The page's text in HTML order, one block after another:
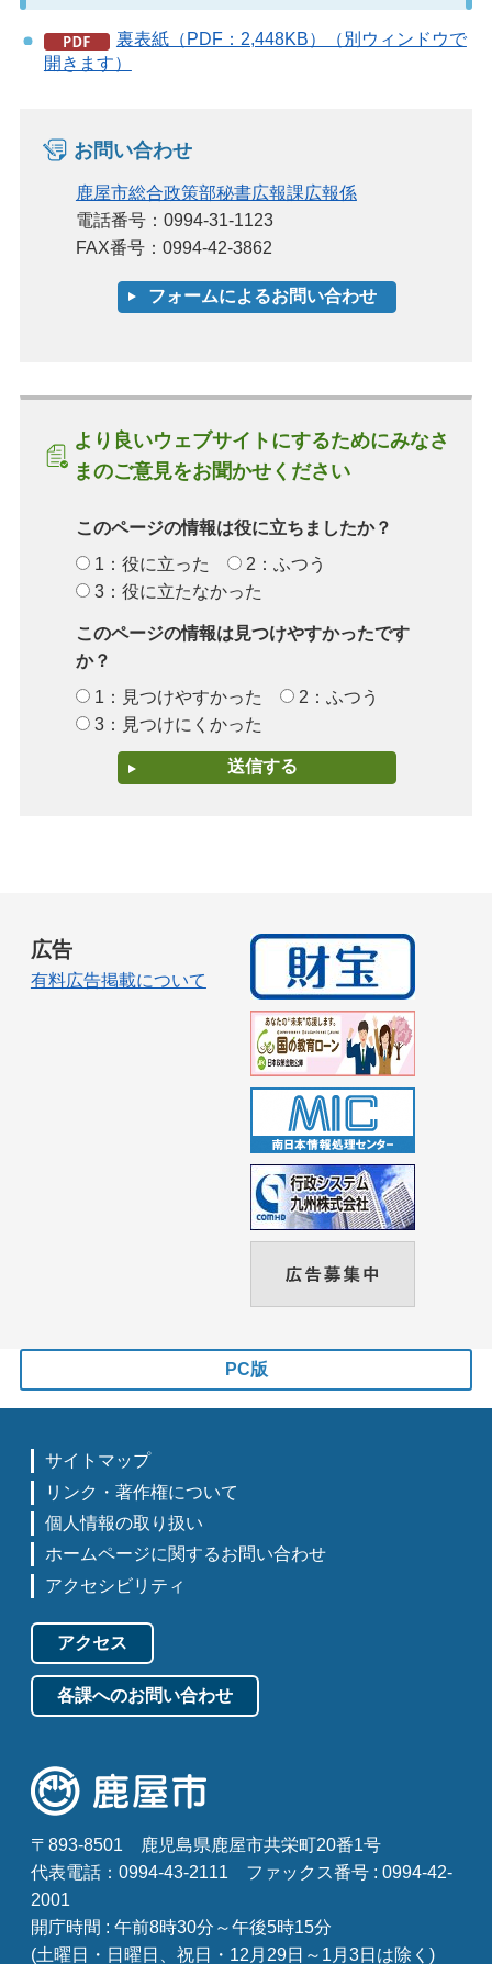
裏表紙（PDF：2,448KB）（別ウィンドウで
開きます）
お問い合わせ
鹿屋市総合政策部秘書広報課広報係
電話番号：0994-31-1123
FAX番号：0994-42-3862
より良いウェブサイトにするためにみなさ
まのご意見をお聞かせください
このページの情報は役に立ちましたか？
1：役に立った
2：ふつう
3：役に立たなかった
このページの情報は見つけやすかったです
か？
1：見つけやすかった
2：ふつう
3：見つけにくかった
広告
有料広告掲載について
PC版
サイトマップ
リンク・著作権について
個人情報の取り扱い
ホームページに関するお問い合わせ
アクセシビリティ
アクセス
各課へのお問い合わせ
〒893-8501
鹿児島県鹿屋市共栄町20番1号
代表電話：0994-43-2111
ファックス番号 : 0994-42-
2001
開庁時間 : 午前8時30分～午後5時15分
(土曜日・日曜日、祝日・12月29日～1月3日は除く)